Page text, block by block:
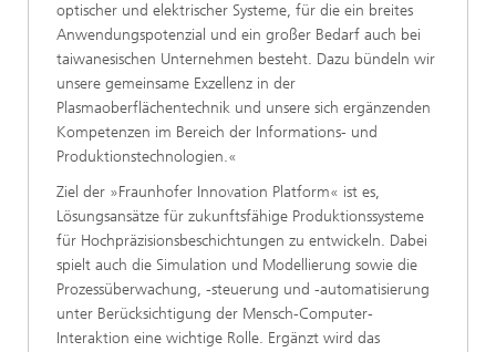
optischer und elektrischer Systeme, für die ein breites
Anwendungspotenzial und ein großer Bedarf auch bei
taiwanesischen Unternehmen besteht. Dazu bündeln wir
unsere gemeinsame Exzellenz in der
Plasmaoberflächentechnik und unsere sich ergänzenden
Kompetenzen im Bereich der Informations- und
Produktionstechnologien.«
Ziel der »Fraunhofer Innovation Platform« ist es,
Lösungsansätze für zukunftsfähige Produktionssysteme
für Hochpräzisionsbeschichtungen zu entwickeln. Dabei
spielt auch die Simulation und Modellierung sowie die
Prozessüberwachung, -steuerung und -automatisierung
unter Berücksichtigung der Mensch-Computer-
Interaktion eine wichtige Rolle. Ergänzt wird das